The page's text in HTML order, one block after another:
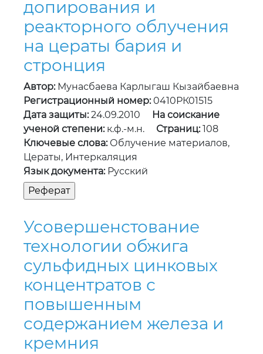
допирования и
реакторного облучения
на цераты бария и
стронция
Автор:Мунасбаева Карлыгаш Кызайбаевна
Регистрационный номер:0410РК01515
Дата защиты:24.09.2010
На соискание
ученой степени:к.ф.-м.н. Страниц:108
Ключевые слова:Облучение материалов,
Цераты, Интеркаляция
Язык документа:Русский
Усовершенстование
технологии обжига
сульфидных цинковых
концентратов с
повышенным
содержанием железа и
кремния